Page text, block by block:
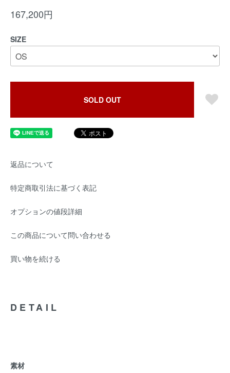
167,200円
SIZE
SOLD OUT
返品について
特定商取引法に基づく表記
オプションの値段詳細
この商品について問い合わせる
買い物を続ける
DETAIL
素材